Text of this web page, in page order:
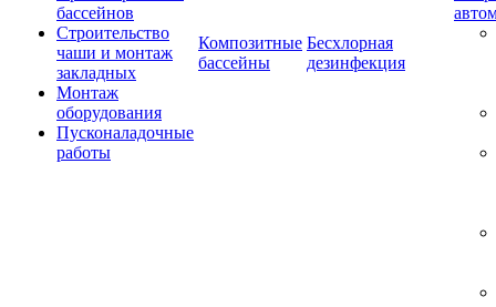
бассейнов
Строительство
чаши и монтаж
закладных
Монтаж
оборудования
Пусконаладочные
работы
Композитные
бассейны
Бесхлорная
дезинфекция